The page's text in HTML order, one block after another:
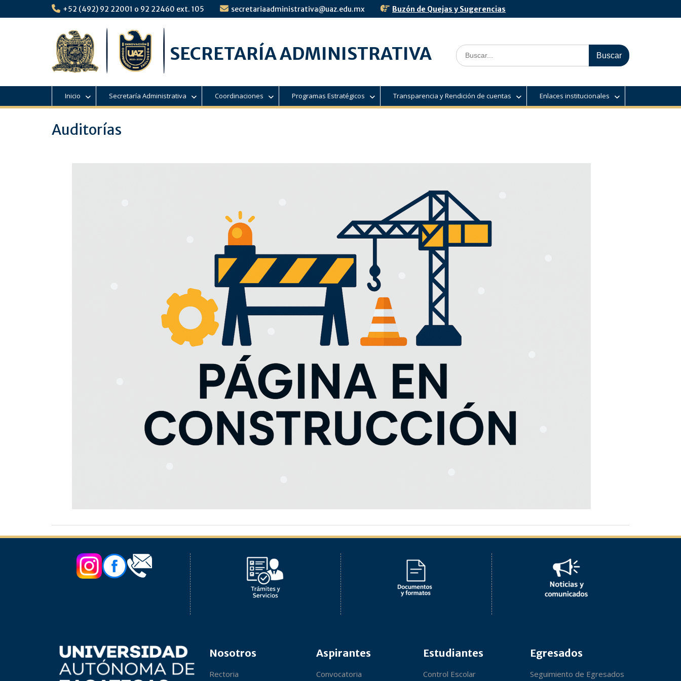
to
+52 (492) 92 22001 o 92 22460 ext. 105 secretariaadministrativa@uaz.edu.mx Buzón de Quejas y Sugerencias
SECRETARÍA ADMINISTRATIVA
Search
for:
Inicio Secretaría Administrativa Coordinaciones Programas Estratégicos Transparencia y Rendición de cuentas Enlaces institucionales
Auditorías
Nosotros
Rectoria
Aspirantes
Convocatoria
Estudiantes
Control Escolar
Egresados
Seguimiento de Egresados